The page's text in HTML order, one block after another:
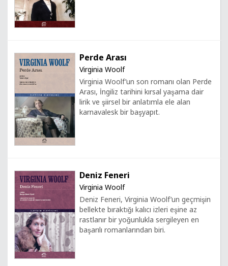
Perde Arası
Virginia Woolf
Virginia Woolf’un son romanı olan Perde
Arası, İngiliz tarihini kırsal yaşama dair
lirik ve şiirsel bir anlatımla ele alan
karnavalesk bir başyapıt.
Deniz Feneri
Virginia Woolf
Deniz Feneri, Virginia Woolf’un geçmişin
bellekte bıraktığı kalıcı izleri eşine az
rastlanır bir yoğunlukla sergileyen en
başarılı romanlarından biri.